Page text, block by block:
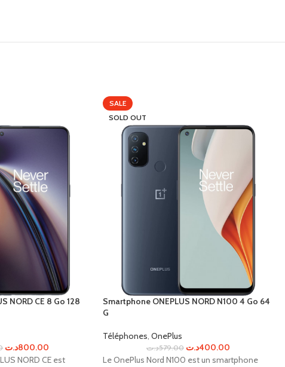
NORD CE 8 Go 128
800.00د.ت
NORD CE est
SALE
SOLD OUT
Smartphone ONEPLUS NORD N100 4 Go 64
G
Téléphones OnePlus
579.00د.ت 400.00د.ت
Le OnePlus Nord N100 est un smartphone